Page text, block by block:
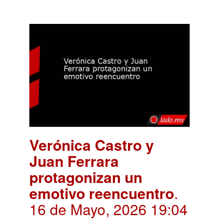
Verónica Castro y
Juan Ferrara
protagonizan un
emotivo reencuentro.
16 de Mayo, 2026 19:04